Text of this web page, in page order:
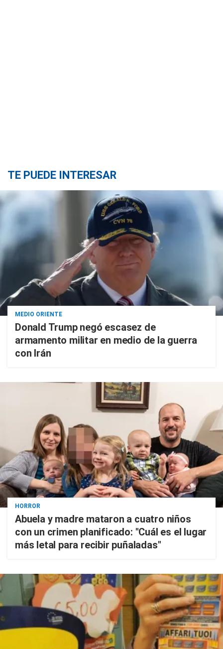
TE PUEDE INTERESAR
MEDIO ORIENTE
Donald Trump negó escasez de
armamento militar en medio de la guerra
con Irán
HORROR
Abuela y madre mataron a cuatro niños
con un crimen planificado: "Cuál es el lugar
más letal para recibir puñaladas"